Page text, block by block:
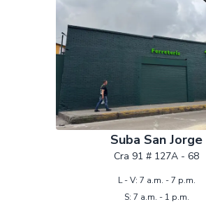
Suba San Jorge
Cra 91 # 127A - 68
L - V: 7 a.m. - 7 p.m.
S: 7 a.m. - 1 p.m.